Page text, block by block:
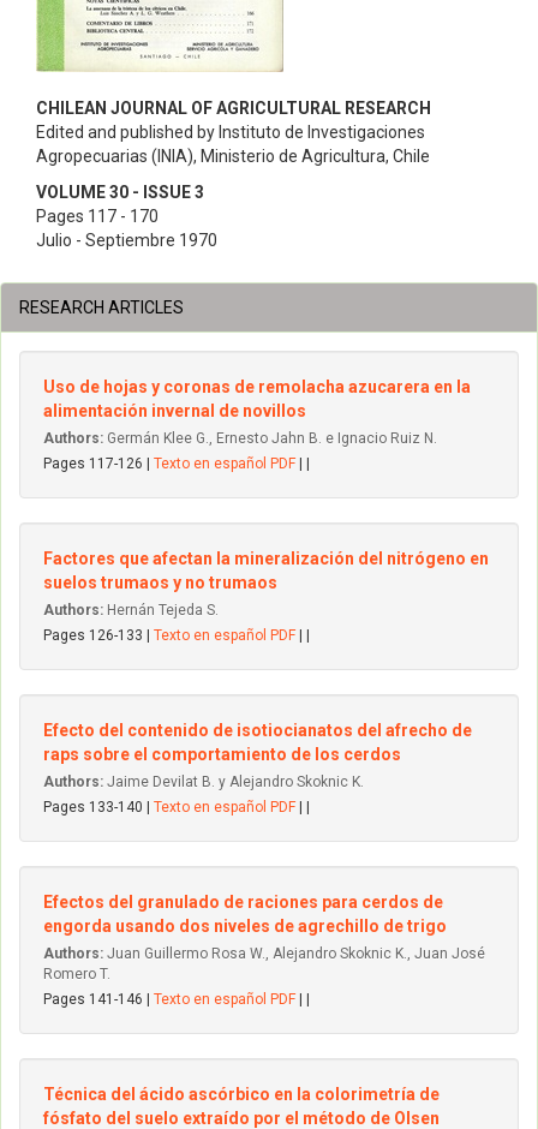
CHILEAN JOURNAL OF AGRICULTURAL RESEARCH
Edited and published by Instituto de Investigaciones
Agropecuarias (INIA), Ministerio de Agricultura, Chile
VOLUME 30 - ISSUE 3
Pages 117 - 170
Julio - Septiembre 1970
RESEARCH ARTICLES
Uso de hojas y coronas de remolacha azucarera en la
alimentación invernal de novillos
Authors: Germán Klee G., Ernesto Jahn B. e Ignacio Ruiz N.
Pages 117-126 | Texto en español PDF
Factores que afectan la mineralización del nitrógeno en
suelos trumaos y no trumaos
Authors: Hernán Tejeda S.
Pages 126-133 | Texto en español PDF
Efecto del contenido de isotiocianatos del afrecho de
raps sobre el comportamiento de los cerdos
Authors: Jaime Devilat B. y Alejandro Skoknic K.
Pages 133-140 | Texto en español PDF
Efectos del granulado de raciones para cerdos de
engorda usando dos niveles de agrechillo de trigo
Authors: Juan Guillermo Rosa W., Alejandro Skoknic K., Juan José
Romero T.
Pages 141-146 | Texto en español PDF
Técnica del ácido ascórbico en la colorimetría de
fósfato del suelo extraído por el método de Olsen